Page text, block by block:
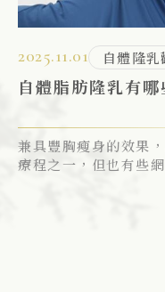
術後全攻略！
2025.11.01 自體隆乳
自體脂肪隆乳有
兼具豐胸瘦身的效果
療程之一，但也有些